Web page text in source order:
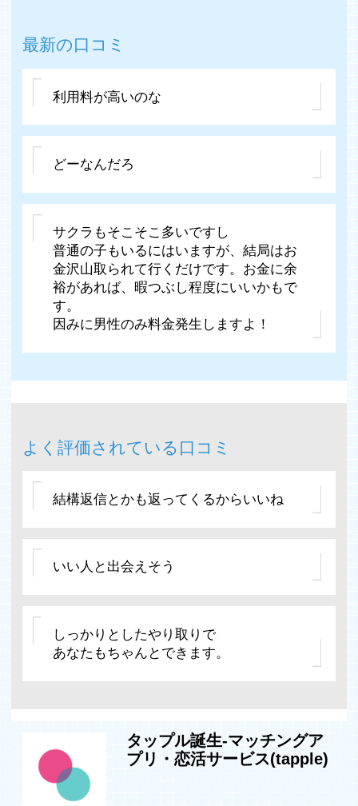
最新の口コミ
利用料が高いのな
どーなんだろ
サクラもそこそこ多いですし
普通の子もいるにはいますが、結局はお
金沢山取られて行くだけです。お金に余
裕があれば、暇つぶし程度にいいかもで
す。
因みに男性のみ料金発生しますよ！
よく評価されている口コミ
結構返信とかも返ってくるからいいね
いい人と出会えそう
しっかりとしたやり取りで
あなたもちゃんとできます。
タップル誕生-マッチングア
プリ・恋活サービス(tapple)